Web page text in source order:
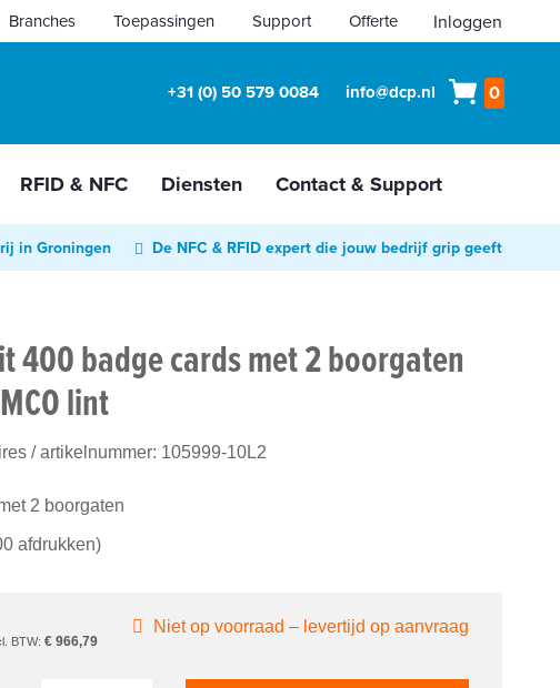
Inloggen
Branches Toepassingen Support Offerte
+31 (0) 50 579 0084 info@dcp.nl 0
RFID & NFC Diensten Contact & Support
in Groningen De NFC & RFID expert die jouw bedrijf grip geeft
400 badge cards met 2 boorgaten
lint
/ artikelnummer: 105999-10L2
2 boorgaten
afdrukken)
€ 966,79
Niet op voorraad – levertijd op aanvraag